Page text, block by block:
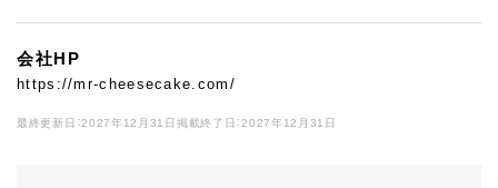
会社HP
https://mr-cheesecake.com/
最終更新日：2027年12月31日 掲載終了日：2027年12月31日